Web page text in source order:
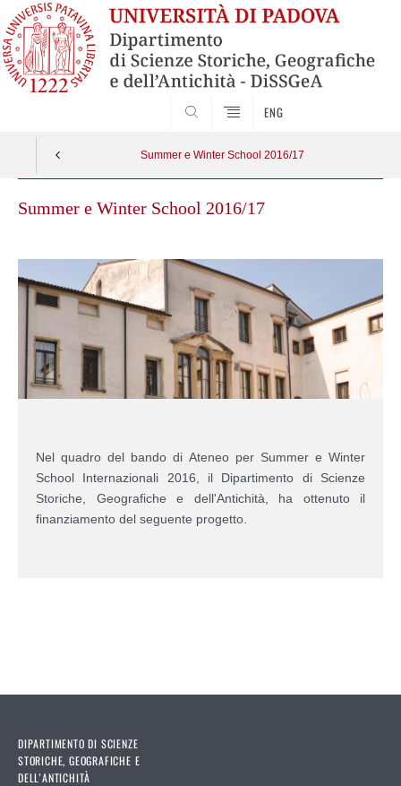
ENG
Summer e Winter School 2016/17
Summer e Winter School 2016/17
Nel quadro del bando di Ateneo per Summer e Winter
School Internazionali 2016, il Dipartimento di Scienze
Storiche, Geografiche e dell'Antichità, ha ottenuto il
finanziamento del seguente progetto.
DIPARTIMENTO DI SCIENZE
STORICHE, GEOGRAFICHE E
DELL’ANTICHITÀ